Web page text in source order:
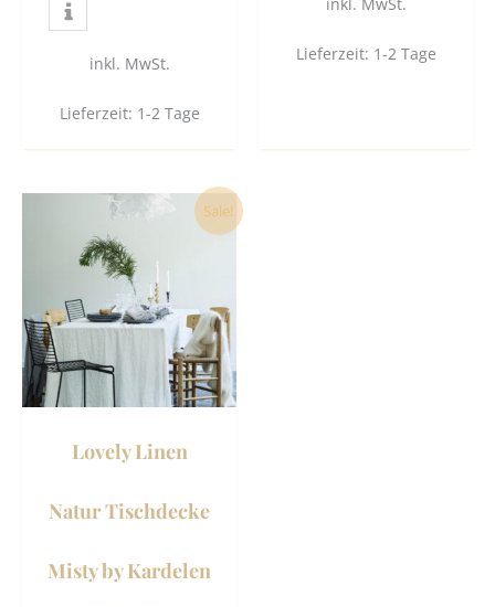
inkl. MwSt.
Lieferzeit: 1-2 Tage
Lieferzeit: 1-2 Tage
Sale!
Lovely Linen
Natur Tischdecke
Misty by Kardelen
Dieses
Produkt
Varianten
auf.
Die
Optionen